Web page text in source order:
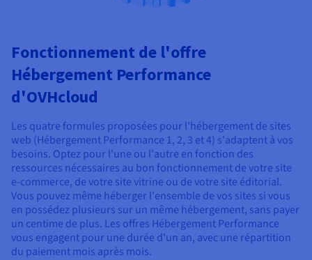
Fonctionnement de l'offre
Hébergement Performance
d'OVHcloud
Les quatre formules proposées pour l'hébergement de sites
web (Hébergement Performance 1, 2, 3 et 4) s'adaptent à vos
besoins. Optez pour l'une ou l'autre en fonction des
ressources nécessaires au bon fonctionnement de votre site
e-commerce, de votre site vitrine ou de votre site éditorial.
Vous pouvez même héberger l'ensemble de vos sites si vous
en possédez plusieurs sur un même hébergement, sans payer
un centime de plus. Les offres Hébergement Performance
vous engagent pour une durée d'un an, avec une répartition
du paiement mois après mois.